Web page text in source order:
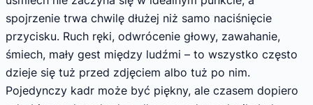
spojrzenie trwa chwilę dłużej niż samo naciśnięcie
przycisku. Ruch ręki, odwrócenie głowy, zawahanie,
śmiech, mały gest między ludźmi – to wszystko często
dzieje się tuż przed zdjęciem albo tuż po nim.
Pojedynczy kadr może być piękny, ale czasem dopiero